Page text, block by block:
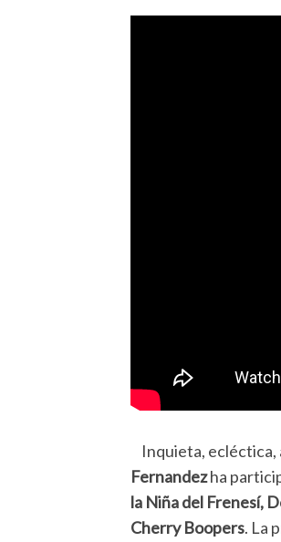
Inquieta, ecléctica,
Fernandezha
la Niña del Frenesí,
Cherry Boopers. La